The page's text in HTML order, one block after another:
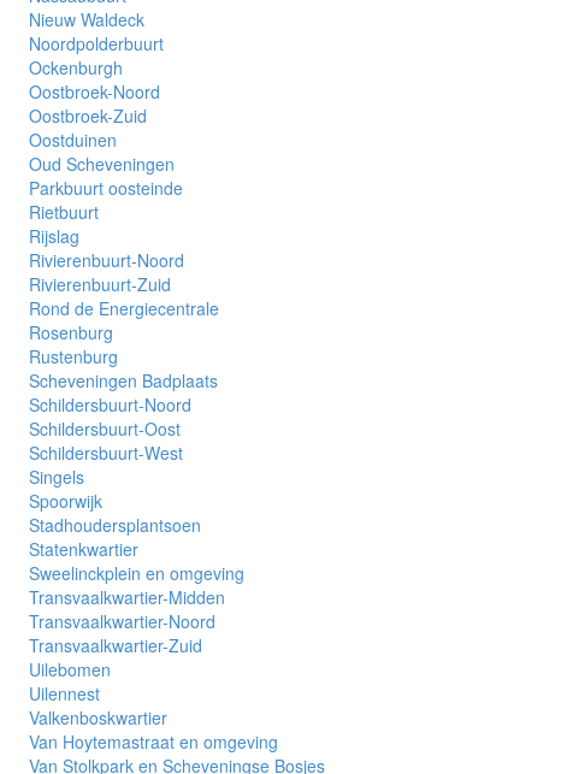
Nieuw Waldeck
Noordpolderbuurt
Ockenburgh
Oostbroek-Noord
Oostbroek-Zuid
Oostduinen
Oud Scheveningen
Parkbuurt oosteinde
Rietbuurt
Rijslag
Rivierenbuurt-Noord
Rivierenbuurt-Zuid
Rond de Energiecentrale
Rosenburg
Rustenburg
Scheveningen Badplaats
Schildersbuurt-Noord
Schildersbuurt-Oost
Schildersbuurt-West
Singels
Spoorwijk
Stadhoudersplantsoen
Statenkwartier
Sweelinckplein en omgeving
Transvaalkwartier-Midden
Transvaalkwartier-Noord
Transvaalkwartier-Zuid
Uilebomen
Uilennest
Valkenboskwartier
Van Hoytemastraat en omgeving
Van Stolkpark en Scheveningse Bosjes